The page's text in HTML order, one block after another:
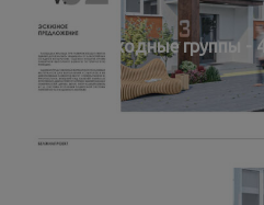
Входные группы - 4